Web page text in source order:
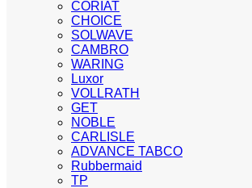
CORIAT
CHOICE
SOLWAVE
CAMBRO
WARING
Luxor
VOLLRATH
GET
NOBLE
CARLISLE
ADVANCE TABCO
Rubbermaid
TP